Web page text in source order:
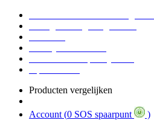
Producten vergelijken
Account (0 SOS spaarpunt
)